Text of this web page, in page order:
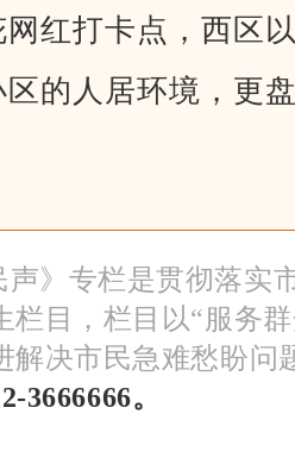
网红打卡点，西区
区的人居环境，更
声》专栏是贯彻落实
栏目，栏目以“服务
解决市民急难愁盼问
3666666。